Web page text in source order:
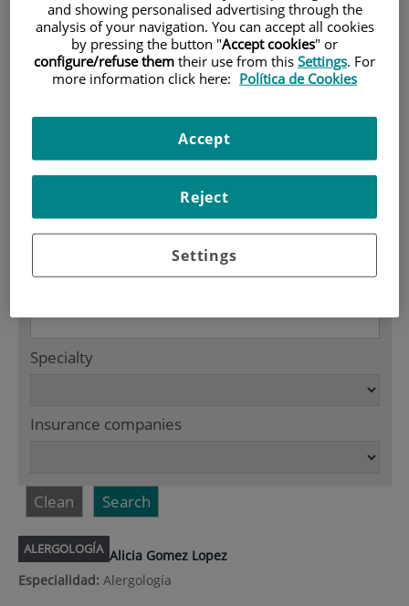
Teléfono de atención al usuario
900 301 013
CUADRO MÉDICO
Cuadro médico
Specialty
Insurance companies
Clean Search
ALERGOLOGÍA Alicia Gomez Lopez
Especialidad: Alergología
and showing personalised advertising through the
analysis of your navigation. You can accept all cookies
by pressing the button "Accept cookies" or
configure/refuse them their use from this Settings. For
more information click here: Política de Cookies
Settings
Reject
Accept